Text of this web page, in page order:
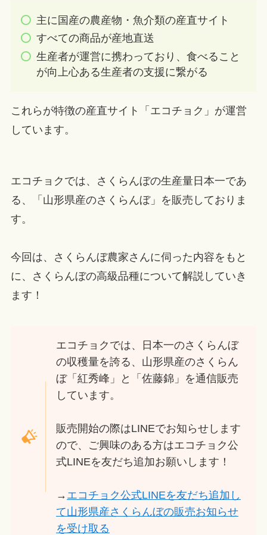
主に国産の農産物・魚介類の産直サイト
すべての商品が産地直送
生産者が運営に携わっており、食べること
が向上心ある生産者の支援に繋がる
これらが特徴の産直サイト「エコチョク」が運営
しています。
エコチョクでは、さくらんぼの生産量日本一であ
る、「山形県産のさくらんぼ」を販売しておりま
す。
今回は、さくらんぼ農家さんに伺った内容をもと
に、さくらんぼの高級品種について解説していき
ます！
エコチョクでは、日本一のさくらんぼ
の収穫量を誇る、山形県産のさくらん
ぼ「紅秀峰」と「佐藤錦」を通信販売
しています。
販売開始の際はLINEでお知らせします
ので、ご興味のある方はエコチョク公
式LINEを友だち追加お願いします！
→ エコチョク公式LINEを友だち追加し
て山形県産さくらんぼの販売お知らせ
を受け取る